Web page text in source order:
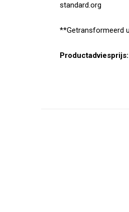
standard.org
**Getransformeerd
Productadviesprijs: